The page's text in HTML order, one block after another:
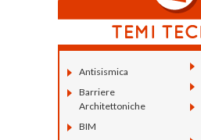
Antisismica
Barriere
Architettoniche
BIM